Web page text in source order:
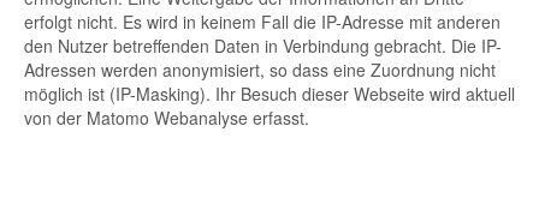
erfolgt nicht. Es wird in keinem Fall die IP-Adresse mit anderen
den Nutzer betreffenden Daten in Verbindung gebracht. Die IP-
Adressen werden anonymisiert, so dass eine Zuordnung nicht
möglich ist (IP-Masking). Ihr Besuch dieser Webseite wird aktuell
von der Matomo Webanalyse erfasst.